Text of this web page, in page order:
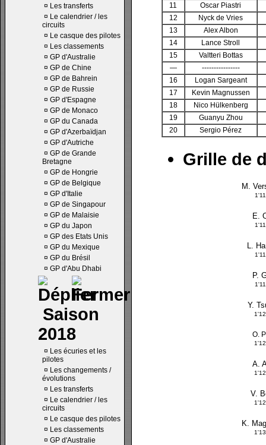
¤ Les transferts
¤ Le calendrier / les
circuits
¤ Le casque des pilotes
¤ Les classements
¤ GP d'Australie
¤ GP de Chine
¤ GP de Bahrein
¤ GP de Russie
¤ GP d'Espagne
¤ GP de Monaco
¤ GP du Canada
¤ GP d'Azerbaïdjan
¤ GP d'Autriche
¤ GP de Grande
Bretagne
¤ GP de Hongrie
¤ GP de Belgique
¤ GP d'Italie
¤ GP de Singapour
¤ GP de Malaisie
¤ GP du Japon
¤ GP des Etats Unis
¤ GP du Mexique
¤ GP du Brésil
¤ GP d'Abu Dhabi
Saison
2018
¤ Les écuries et les
pilotes
¤ Les changements /
évolutions
¤ Les transferts
¤ Le calendrier / les
circuits
¤ Le casque des pilotes
¤ Les classements
¤ GP d'Australie
11
Oscar Piastri
12
Nyck de Vries
13
Alex Albon
14
Lance Stroll
15
Valtteri Bottas
—
----------------
16
Logan Sargeant
17
Kevin Magnussen
18
Nico Hülkenberg
19
Guanyu Zhou
20
Sergio Pérez
Grille de
M.
E.
L.
P.
Y.
O.
A.
V.
K.